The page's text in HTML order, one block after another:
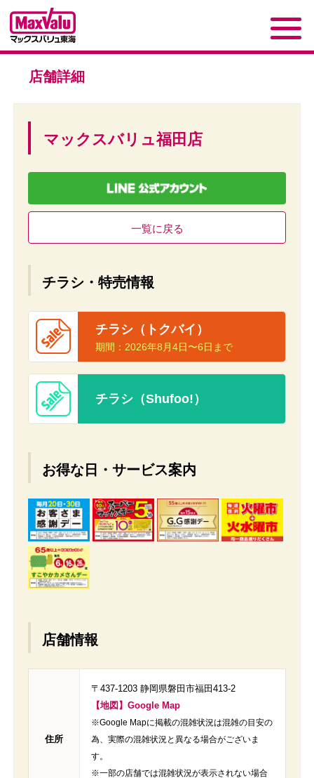
店舗詳細
マックスバリュ福田店
一覧に戻る
チラシ・特売情報
チラシ（トクバイ）
期間： 2026年8月4日〜6日まで
チラシ（Shufoo!）
お得な日・サービス案内
店舗情報
住所
〒437-1203 静岡県磐田市福田413-2
【地図】Google Map
※Google Mapに掲載の混雑状況は混雑の目安の
為、実際の混雑状況と異なる場合がございま
す。
※一部の店舗では混雑状況が表示されない場合